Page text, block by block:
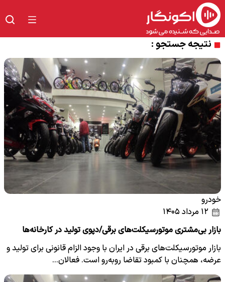
نتیجه جستجو :
خودرو
بازار بی‌مشتری موتورسیکلت‌های برقی/دپوی تولید در کارخانه‌ها
بازار موتورسیکلت‌های برقی در ایران با وجود الزام قانونی برای تولید و
عرضه، همچنان با کمبود تقاضا روبه‌رو است. فعالان…